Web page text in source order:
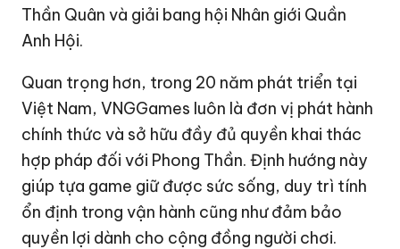
Thần Quân và giải bang hội Nhân giới Quần
Anh Hội.
Quan trọng hơn, trong 20 năm phát triển tại
Việt Nam, VNGGames luôn là đơn vị phát hành
chính thức và sở hữu đầy đủ quyền khai thác
hợp pháp đối với Phong Thần. Định hướng này
giúp tựa game giữ được sức sống, duy trì tính
ổn định trong vận hành cũng như đảm bảo
quyền lợi dành cho cộng đồng người chơi.